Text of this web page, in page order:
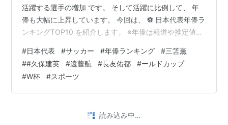
活躍する選手の増加 です。 そして活躍に比例して、 年
俸も大幅に上昇しています。 今回は、 ⚽ 日本代表年俸ラ
ンキングTOP10 を紹介します。 ※年俸は報道や推定値を
約15億円 日本サッカー界の顔。 所属 ブライトン・アン
ド・ホーヴ・アルビオンFC プレミアリーグ屈指のドリブ
ラーとして評価されています。 三笘薫 🥈 第2位：久保建
英 🇯🇵 推定年俸：約13億円 日本の至宝。 所属 レアル・
#日本代表 #サッカー #年俸ランキング #三笘薫
##久保建英 #遠藤航 #長友佑都 #ールドカップ
#W杯 #スポーツ
• 6ヶ月前